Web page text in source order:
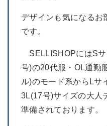
デザインも気になるお
です。
SELLISHOPにはSサ
号)の20代服・OL通勤
ル)のモード系からL
3L(17号)サイズの大人
準備されております。